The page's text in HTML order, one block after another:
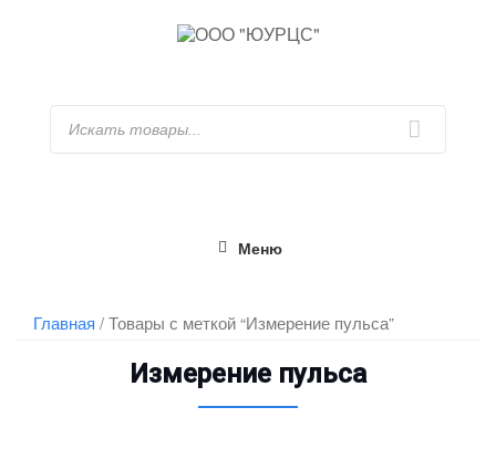
Искать
Меню
Главная / Товары с меткой “Измерение пульса”
Измерение пульса